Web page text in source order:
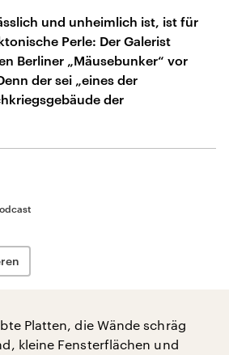
und unheimlich ist, ist für
Perle: Der Galerist
Berliner „Mäusebunker“ vor
der sei „eines der
der
Platten, die Wände schräg
kleine Fensterflächen und